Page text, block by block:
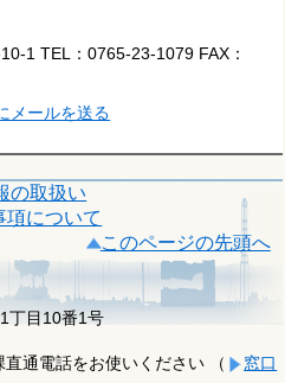
1 TEL：0765-23-1079 FAX：
メールを送る
の取扱い
項について
このページの先頭へ
1丁目10番1号
通電話をお使いください （
窓口